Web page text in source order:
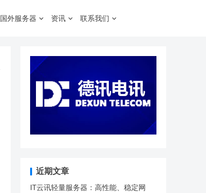
国外服务器 资讯 联系我们
近期文章
IT云讯轻量服务器：高性能、稳定网